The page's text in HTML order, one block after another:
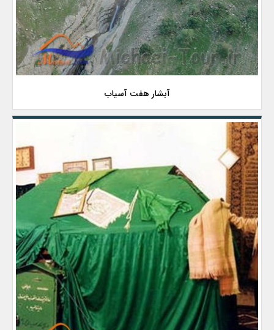
آبشار هفت آسیاب